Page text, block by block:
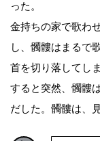
った。
金持ちの家で歌わ
し、髑髏はまるで
首を切り落してし
すると突然、髑髏
だした。髑髏は、